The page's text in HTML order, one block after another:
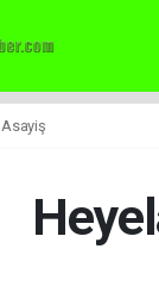
Asayiş